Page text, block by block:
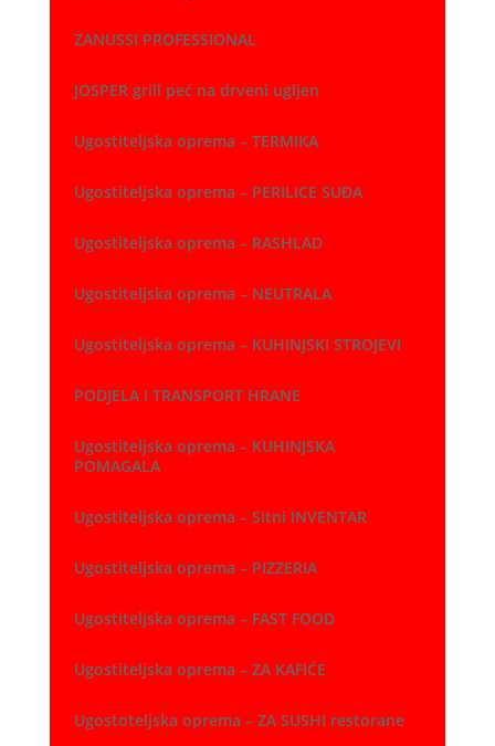
ZANUSSI PROFESSIONAL
JOSPER grill peć na drveni ugljen
Ugostiteljska oprema – TERMIKA
Ugostiteljska oprema – PERILICE SUĐA
Ugostiteljska oprema – RASHLAD
Ugostiteljska oprema – NEUTRALA
Ugostiteljska oprema – KUHINJSKI STROJEVI
PODJELA I TRANSPORT HRANE
Ugostiteljska oprema – KUHINJSKA
POMAGALA
Ugostiteljska oprema – Sitni INVENTAR
Ugostiteljska oprema – PIZZERIA
Ugostiteljska oprema – FAST FOOD
Ugostiteljska oprema – ZA KAFIĆE
Ugostoteljska oprema – ZA SUSHI restorane